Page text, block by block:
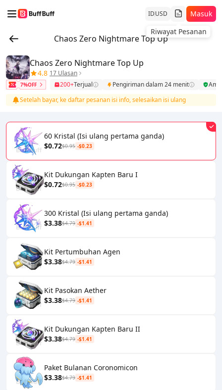
IDUSD
Riwayat Pesanan
Masuk
Chaos Zero Nightmare Top Up
Chaos Zero Nightmare Top Up
4.8 17 Ulasan
7%OFF 200+Terjual Pengiriman dalam 24 menit
Setelah bayar, ke daftar pesanan isi info, selesaikan isi ulang
60 Kristal (Isi ulang pertama ganda)
$0.72$0.95 -$0.23
Kit Dukungan Kapten Baru I
$0.72$0.95 -$0.23
300 Kristal (Isi ulang pertama ganda)
$3.38$4.79 -$1.41
Kit Pertumbuhan Agen
$3.38$4.79 -$1.41
Kit Pasokan Aether
$3.38$4.79 -$1.41
Kit Dukungan Kapten Baru II
$3.38$4.79 -$1.41
Paket Bulanan Coronomicon
$3.38$4.79 -$1.41